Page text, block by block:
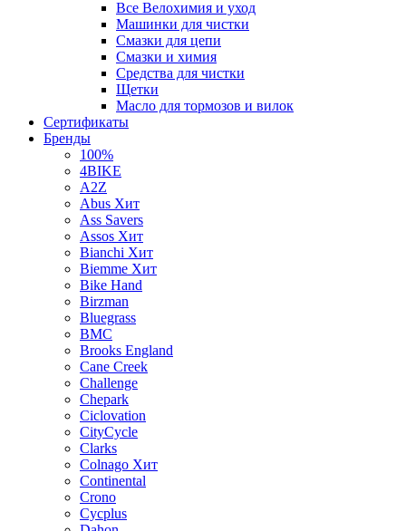
Все Велохимия и уход
Машинки для чистки
Смазки для цепи
Смазки и химия
Средства для чистки
Щетки
Масло для тормозов и вилок
Сертификаты
Бренды
100%
4BIKE
A2Z
Abus Хит
Ass Savers
Assos Хит
Bianchi Хит
Biemme Хит
Bike Hand
Birzman
Bluegrass
BMC
Brooks England
Cane Creek
Challenge
Chepark
Ciclovation
CityCycle
Clarks
Colnago Хит
Continental
Crono
Cycplus